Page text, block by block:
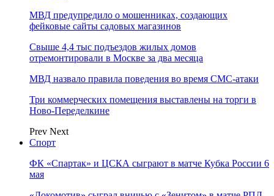
МВД предупредило о мошенниках, создающих
фейковые сайты садовых магазинов
Свыше 4,4 тыс подъездов жилых домов
отремонтировали в Москве за два месяца
МВД назвало правила поведения во время СМС-атаки
Три коммерческих помещения выставлены на торги в
Ново-Переделкине
Prev Next
Спорт
ФК «Спартак» и ЦСКА сыграют в матче Кубка России 6
мая